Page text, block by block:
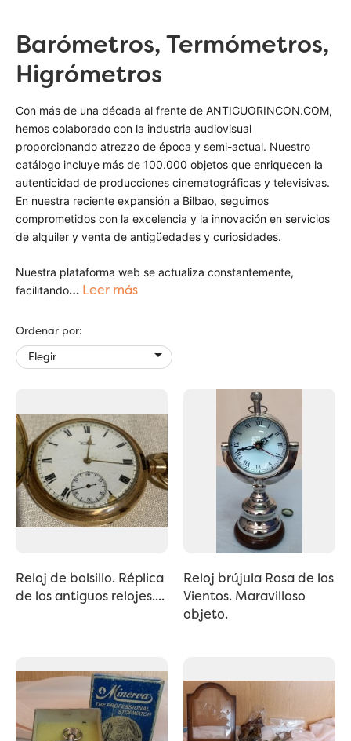
Barómetros, Termómetros,
Higrómetros
Con más de una década al frente de ANTIGUORINCON.COM,
hemos colaborado con la industria audiovisual
proporcionando atrezzo de época y semi-actual. Nuestro
catálogo incluye más de 100.000 objetos que enriquecen la
autenticidad de producciones cinematográficas y televisivas.
En nuestra reciente expansión a Bilbao, seguimos
comprometidos con la excelencia y la innovación en servicios
de alquiler y venta de antigüedades y curiosidades.
Nuestra plataforma web se actualiza constantemente,
facilitando… Leer más
Ordenar por:
Elegir

Reloj de bolsillo. Réplica
de los antiguos relojes....
Reloj brújula Rosa de los
Vientos. Maravilloso
objeto.